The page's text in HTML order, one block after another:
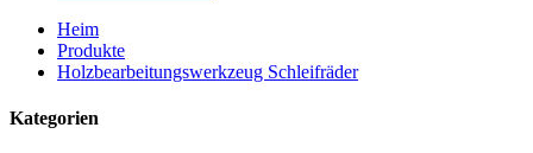
Heim
Produkte
Holzbearbeitungswerkzeug Schleifräder
Kategorien